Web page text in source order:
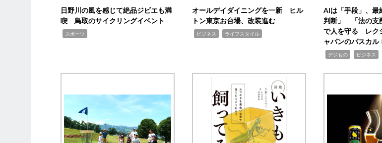
日野川の風を感じて絶品ジビエも満
喫 鳥取のサイクリングイベント
スポーツ
オールデイダイニングを一新 ヒル
トン東京お台場、改装進む
ビジネス ライフスタイル
AIは「手段」、最
判断」 「法の支
で人を守る レク
ャパンのパスカル
デジもの ビジネス